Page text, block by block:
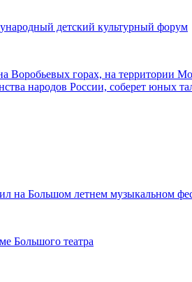
детский культурный форум
Воробьевых горах, на территории
народов России, соберет юных
на Большом летнем музыкальном
Большого театра